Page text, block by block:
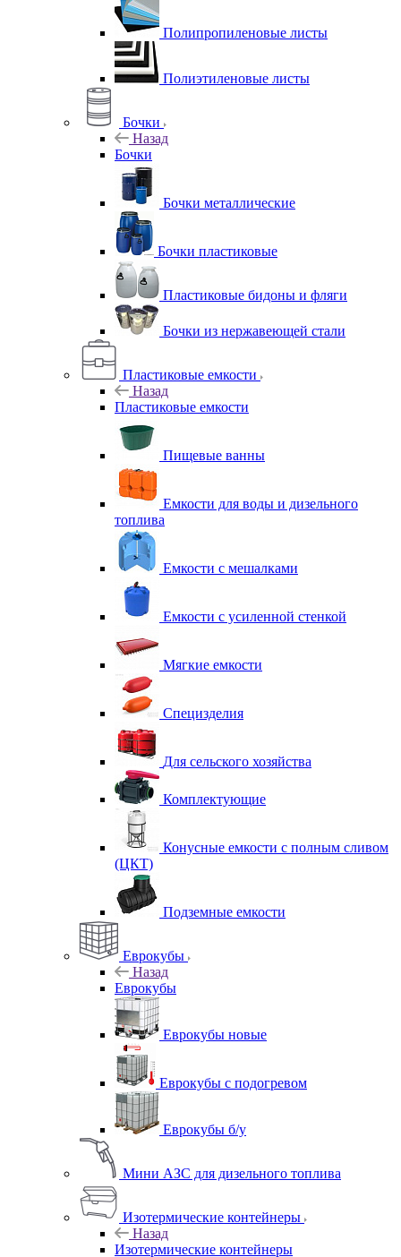
Полипропиленовые листы
Полиэтиленовые листы
Бочки
Назад
Бочки
Бочки металлические
Бочки пластиковые
Пластиковые бидоны и фляги
Бочки из нержавеющей стали
Пластиковые емкости
Назад
Пластиковые емкости
Пищевые ванны
Емкости для воды и дизельного
топлива
Емкости с мешалками
Емкости с усиленной стенкой
Мягкие емкости
Специзделия
Для сельского хозяйства
Комплектующие
Конусные емкости с полным сливом
(ЦКТ)
Подземные емкости
Еврокубы
Назад
Еврокубы
Еврокубы новые
Еврокубы с подогревом
Еврокубы б/у
Мини АЗС для дизельного топлива
Изотермические контейнеры
Назад
Изотермические контейнеры